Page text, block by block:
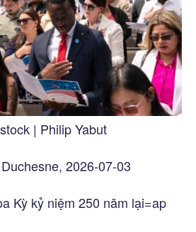
| Philip Yabut
2026-07-03
Kỳ kỷ niệm 250 năm lại=ap